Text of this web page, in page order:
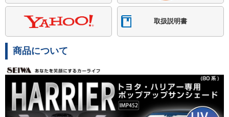
取扱説明書
商品について